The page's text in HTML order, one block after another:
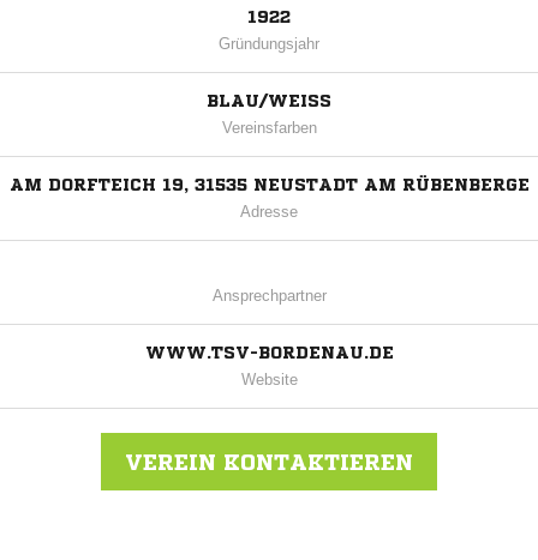
1922
Gründungsjahr
BLAU/WEISS
Vereinsfarben
AM DORFTEICH 19, 31535 NEUSTADT AM RÜBENBERGE
Adresse
Ansprechpartner
WWW.TSV-BORDENAU.DE
Website
VEREIN KONTAKTIEREN